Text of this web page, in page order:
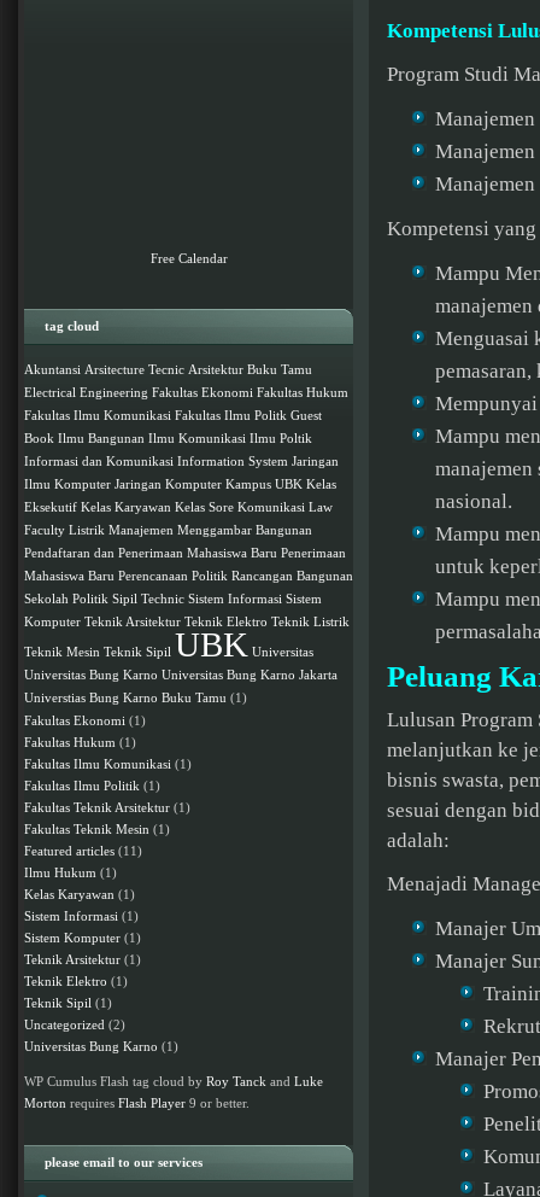
Kompetensi
Program Studi
Manajemen
Kompetensi
Mampu
manajemen
Menguasai
pemasaran,
Mempunyai
Mampu
nasional.
Mampu
untuk
Mampu
Peluang
Lulusan
melanjutkan ke
bisnis swasta,
sesuai dengan
adalah:
Menajadi
Manajer
Manajer
Manajer
Free Calendar
tag cloud
Akuntansi Arsitecture Tecnic Arsitektur Buku Tamu
Electrical Engineering Fakultas Ekonomi Fakultas Hukum
Fakultas Ilmu Komunikasi Fakultas Ilmu Politk Guest
Book Ilmu Bangunan Ilmu Komunikasi Ilmu Poltik
Informasi dan Komunikasi Information System Jaringan
Ilmu Komputer Jaringan Komputer Kampus UBK Kelas
Eksekutif Kelas Karyawan Kelas Sore Komunikasi Law
Faculty Listrik Manajemen Menggambar Bangunan
Pendaftaran dan Penerimaan Mahasiswa Baru Penerimaan
Mahasiswa Baru Perencanaan Politik Rancangan Bangunan
Sekolah Politik Sipil Technic Sistem Informasi Sistem
Komputer Teknik Arsitektur Teknik Elektro Teknik Listrik
Teknik Mesin Teknik Sipil UBK Universitas
Universitas Bung Karno Universitas Bung Karno Jakarta
Universtias Bung Karno Buku Tamu (1)
Fakultas Ekonomi (1)
Fakultas Hukum (1)
Fakultas Ilmu Komunikasi (1)
Fakultas Ilmu Politik (1)
Fakultas Teknik Arsitektur (1)
Fakultas Teknik Mesin (1)
Featured articles (11)
Ilmu Hukum (1)
Kelas Karyawan (1)
Sistem Informasi (1)
Sistem Komputer (1)
Teknik Arsitektur (1)
Teknik Elektro (1)
Teknik Sipil (1)
Uncategorized (2)
Universitas Bung Karno (1)
WP Cumulus Flash tag cloud by Roy Tanck and Luke
Morton requires Flash Player 9 or better.
please email to our services